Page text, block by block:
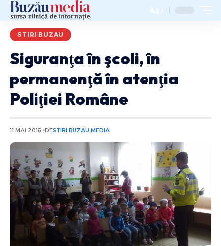
Aa
STIRI BUZAU
Siguranţa în şcoli, în
permanenţă în atenţia
Poliţiei Române
11 MAI 2016 DESTIRI BUZAU MEDIA